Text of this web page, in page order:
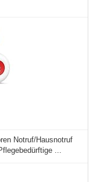
Notruf/Hausnotruf
...